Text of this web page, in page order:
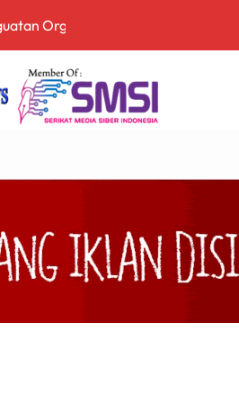
Organisasi TNI AD yang
Pendekatan TPPU Secara
di Babelan, Sekaligus Layani
Rokok Ilegal Bernilai Rp11,6 Miliar di
Politik Hukum
Sejahtera, dan Agamis
Minta Polemik Perumda Tirta